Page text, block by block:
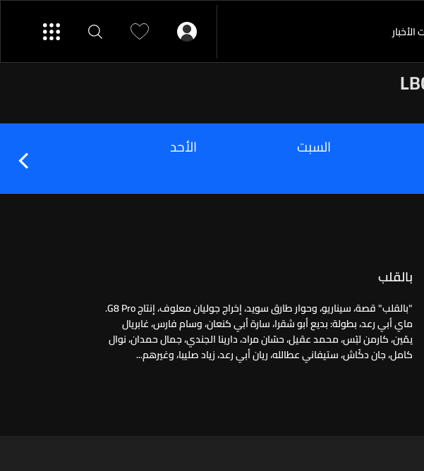
الأخبار
السبت الأحد
بالقلب
"بالقلب" قصة، سيناريو، وحوار طارق سويد، إخراج جوليان معلوف، إنتاج G8 Pro.
ماي أبي رعد، بطولة: بديع أبو شقرا، سارة أبي كنعان، وسام فارس، غابريال
يمّين، كارمن لبّس، محمد عقيل، حسّان مراد، دارينا الجندي، جمال حمدان، نوال
كامل، جان دكّاش، ستيفاني عطالله، ريان أبي رعد، زياد صليبا، وغيرهم...